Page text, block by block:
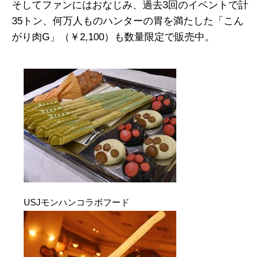
そしてファンにはおなじみ、過去3回のイベントで計
35トン、何万人ものハンターの胃を満たした「こん
がり肉G」（￥2,100）も数量限定で販売中。
USJモンハンコラボフード